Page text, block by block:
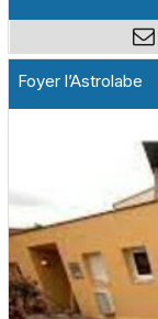
Foyer l’Astrolabe